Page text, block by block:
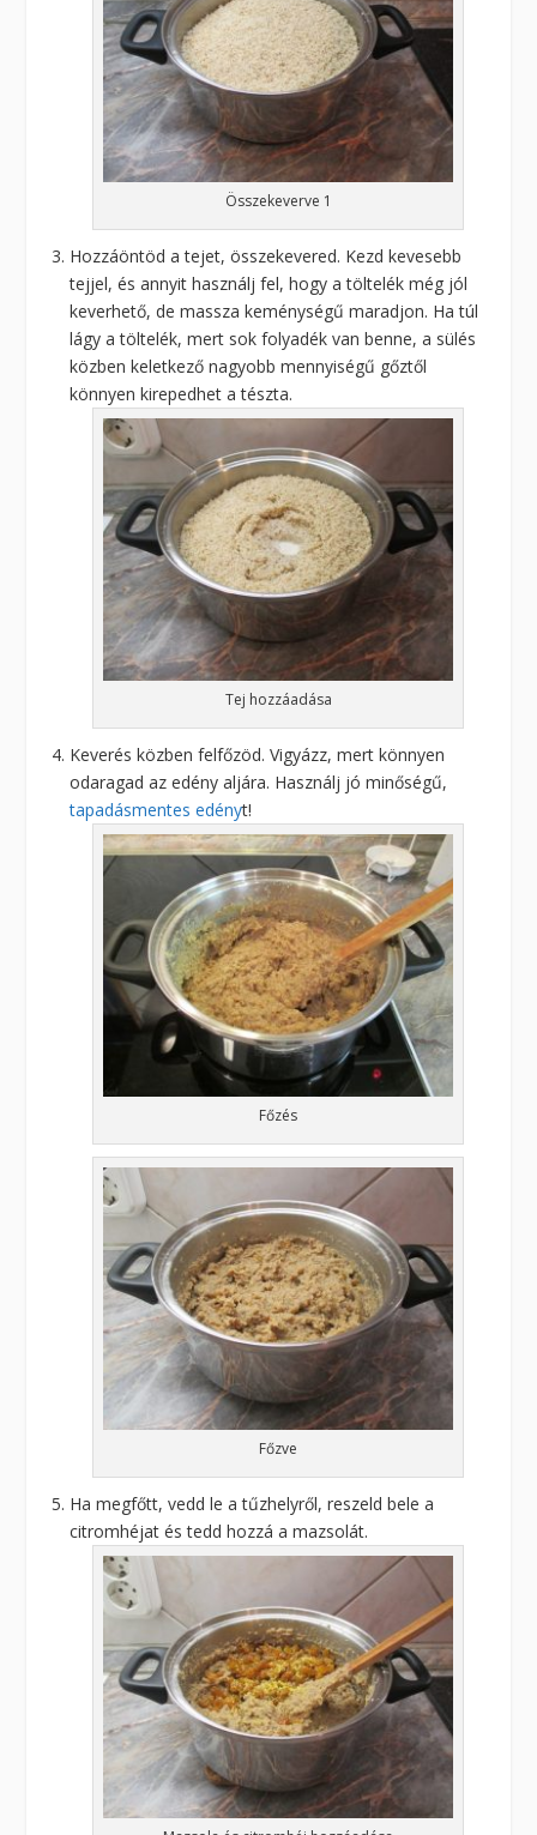
Összekeverve 1
Hozzáöntöd a tejet, összekevered. Kezd kevesebb
tejjel, és annyit használj fel, hogy a töltelék még jól
keverhető, de massza keménységű maradjon. Ha túl
lágy a töltelék, mert sok folyadék van benne, a sülés
közben keletkező nagyobb mennyiségű gőztől
könnyen kirepedhet a tészta.
Tej hozzáadása
Keverés közben felfőzöd. Vigyázz, mert könnyen
odaragad az edény aljára. Használj jó minőségű,
tapadásmentes edényt!
Főzés
Főzve
Ha megfőtt, vedd le a tűzhelyről, reszeld bele a
citromhéjat és tedd hozzá a mazsolát.